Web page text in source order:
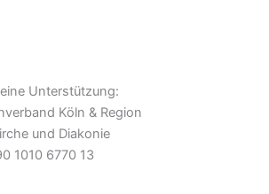
Unterstützung:
Köln & Region
und Diakonie
1010 6770 13